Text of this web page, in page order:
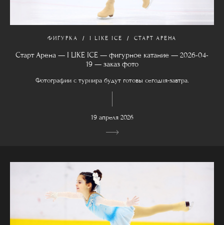
ФИГУРКА I LIKE ICE СТАРТ АРЕНА
Старт Арена — I LIKE ICE — фигурное катание — 2026-04-
19 — заказ фото
Фотографии с турнира будут готовы сегодня-завтра.
19 апреля 2026